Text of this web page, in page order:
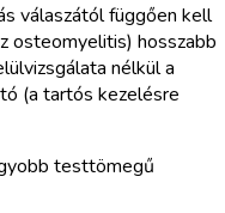
válaszától függően kell
osteomyelitis) hosszabb
nélkül a
(a tartós kezelésre
testtömegű